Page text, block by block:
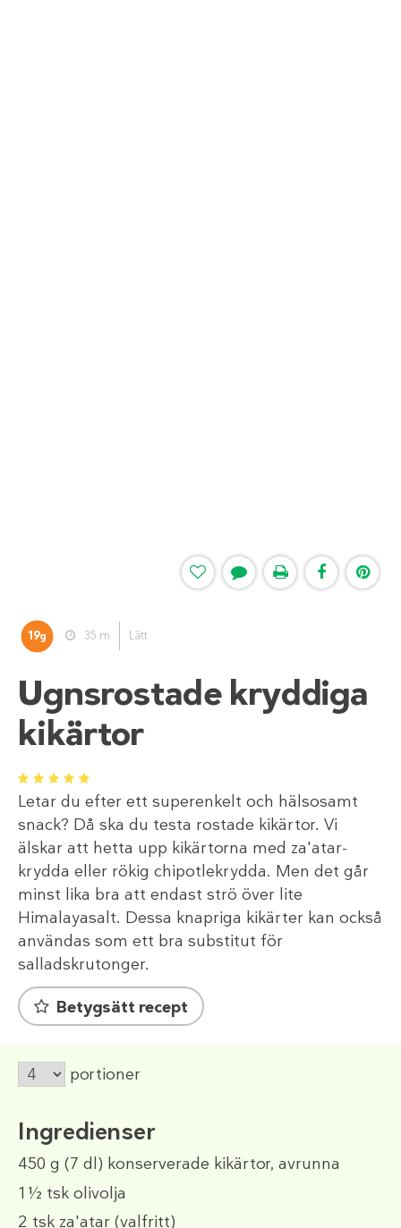
19g 35 m Lätt
Ugnsrostade kryddiga
kikärtor
1 2 3 4 5
Letar du efter ett superenkelt och hälsosamt
snack? Då ska du testa rostade kikärtor. Vi
älskar att hetta upp kikärtorna med za'atar-
krydda eller rökig chipotlekrydda. Men det går
minst lika bra att endast strö över lite
Himalayasalt. Dessa knapriga kikärter kan också
användas som ett bra substitut för
salladskrutonger.
Betygsätt recept
portioner
Ingredienser
450 g (7 dl) konserverade kikärtor, avrunna
1½ tsk olivolja
2 tsk za'atar (valfritt)